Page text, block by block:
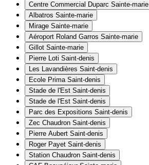
Centre Commercial Duparc Sainte-marie
Albatros Sainte-marie
Mirage Sainte-marie
Aéroport Roland Garros Sainte-marie
Gillot Sainte-marie
Pierre Loti Saint-denis
Les Lavandières Saint-denis
Ecole Prima Saint-denis
Stade de l'Est Saint-denis
Stade de l'Est Saint-denis
Parc des Expositions Saint-denis
Zec Chaudron Saint-denis
Pierre Aubert Saint-denis
Roger Payet Saint-denis
Station Chaudron Saint-denis